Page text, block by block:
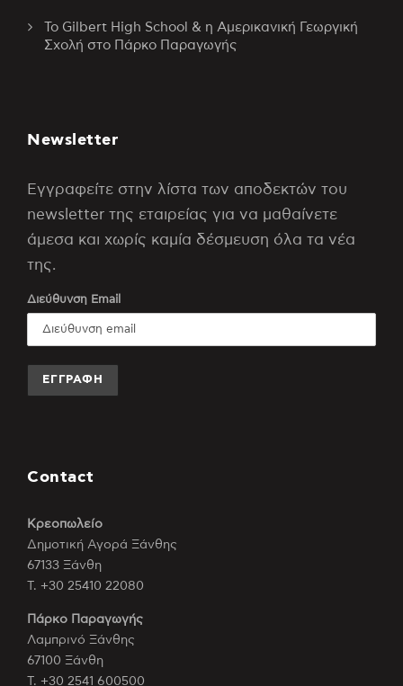
Το Gilbert High School & η Αμερικανική Γεωργική
Σχολή στο Πάρκο Παραγωγής
Newsletter
Εγγραφείτε στην λίστα των αποδεκτών του
newsletter της εταιρείας για να μαθαίνετε
άμεσα και χωρίς καμία δέσμευση όλα τα νέα
της.
Διεύθυνση Email
Contact
Κρεοπωλείο
Δημοτική Αγορά Ξάνθης
67133 Ξάνθη
Τ. +30 25410 22080
Πάρκο Παραγωγής
Λαμπρινό Ξάνθης
67100 Ξάνθη
Τ. +30 2541 600500